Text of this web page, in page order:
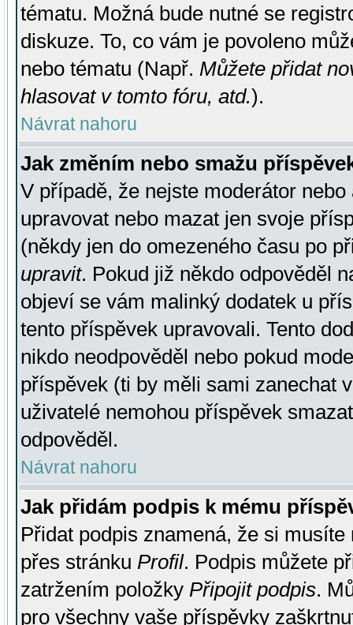
tématu. Možná bude nutné se
diskuze. To, co vám je povoleno
nebo tématu (Např. Můžete přidat
hlasovat v tomto fóru, atd.).
Návrat nahoru
Jak změním nebo smažu
V případě, že nejste moderátor
upravovat nebo mazat jen svoje
(někdy jen do omezeného času po
upravit. Pokud již někdo odpověděl
objeví se vám malinký dodatek u
tento příspěvek upravovali. Tento
nikdo neodpověděl nebo pokud
příspěvek (ti by měli sami zanechat
uživatelé nemohou příspěvek
odpověděl.
Návrat nahoru
Jak přidám podpis k mému
Přidat podpis znamená, že si
přes stránku Profil. Podpis můžete
zatržením položky Připojit podpis.
pro všechny vaše příspěvky